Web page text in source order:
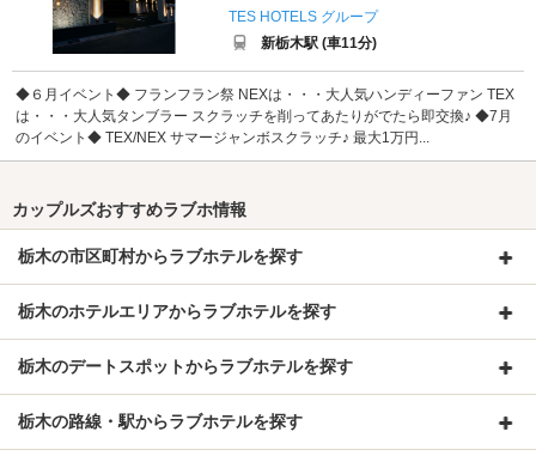
TES HOTELS グループ
新栃木駅 (車11分)
◆６月イベント◆ フランフラン祭 NEXは・・・大人気ハンディーファン TEX
は・・・大人気タンブラー スクラッチを削ってあたりがでたら即交換♪ ◆7月
のイベント◆ TEX/NEX サマージャンボスクラッチ♪ 最大1万円...
カップルズおすすめラブホ情報
栃木の市区町村からラブホテルを探す
栃木のホテルエリアからラブホテルを探す
栃木のデートスポットからラブホテルを探す
栃木の路線・駅からラブホテルを探す